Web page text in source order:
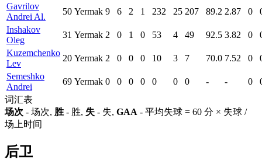
Gavrilov
Andrei Al.
50 Yermak 9 6 2 1 232 25 207 89.2 2.87 0
Inshakov
Oleg
31 Yermak 2 0 1 0 53 4 49 92.5 3.82 0
Kuzemchenko
Lev
20 Yermak 2 0 0 0 10 3 7 70.0 7.52 0
Semeshko
Andrei
69 Yermak 0 0 0 0 0 0 0 - - 0
词汇表
场次 - 场次, 胜 - 胜, 失 - 失, GAA - 平均失球 = 60 分 × 失球 /
场上时间
后卫